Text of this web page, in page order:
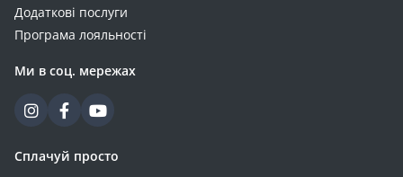
Додаткові послуги
Програма лояльності
Ми в соц. мережах
Сплачуй просто